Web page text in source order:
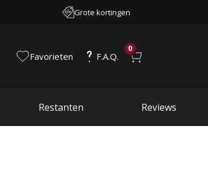
Grote kortingen
Favorieten F.A.Q.
0
Restanten Reviews